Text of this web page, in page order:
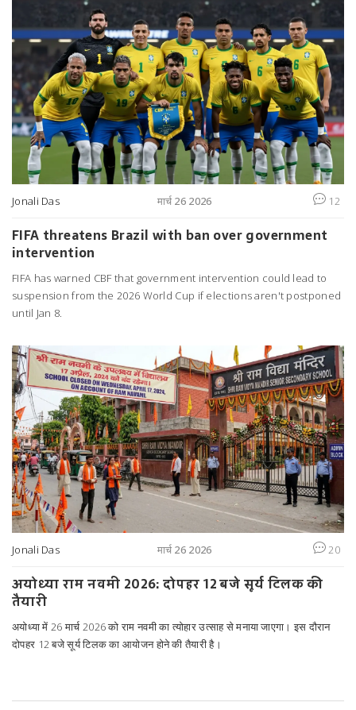
Jonali Das मार्च 26 2026 12
FIFA threatens Brazil with ban over government
intervention
FIFA has warned CBF that government intervention could lead to
suspension from the 2026 World Cup if elections aren't postponed
until Jan 8.
Jonali Das मार्च 26 2026 20
अयोध्या राम नवमी 2026: दोपहर 12 बजे सूर्य टिलक की
तैयारी
अयोध्या में 26 मार्च 2026 को राम नवमी का त्योहार उत्साह से मनाया जाएगा। इस दौरान
दोपहर 12 बजे सूर्य टिलक का आयोजन होने की तैयारी है।